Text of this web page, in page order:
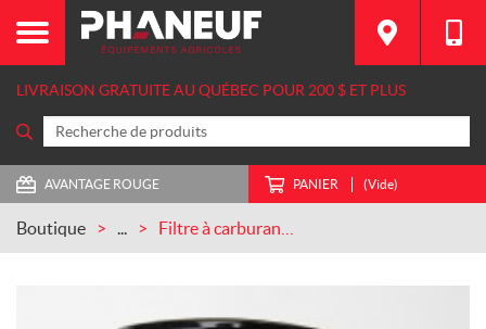
LIVRAISON GRATUITE AU QUÉBEC POUR 200 $ ET PLUS
AVANTAGE ROUGE PANIER (Vide)
Boutique ...